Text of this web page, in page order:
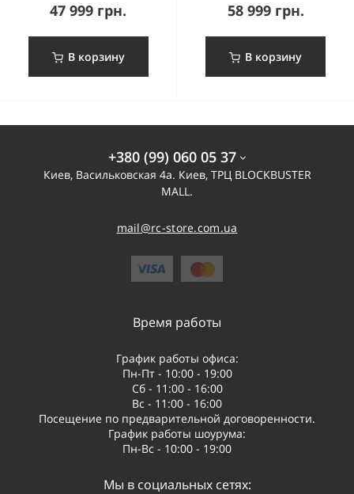
47 999 грн.
В корзину
58 999 грн.
В корзину
+380 (99) 060 05 37
Киев, Васильковская 4а. Киев, ТРЦ BLOCKBUSTER
MALL.
mail@rc-store.com.ua
Время работы
График работы офиса:
Пн-Пт - 10:00 - 19:00
Сб - 11:00 - 16:00
Вс - 11:00 - 16:00
Посещение по предварительной договоренности.
График работы шоурума:
Пн-Вс - 10:00 - 19:00
Мы в социальных сетях: